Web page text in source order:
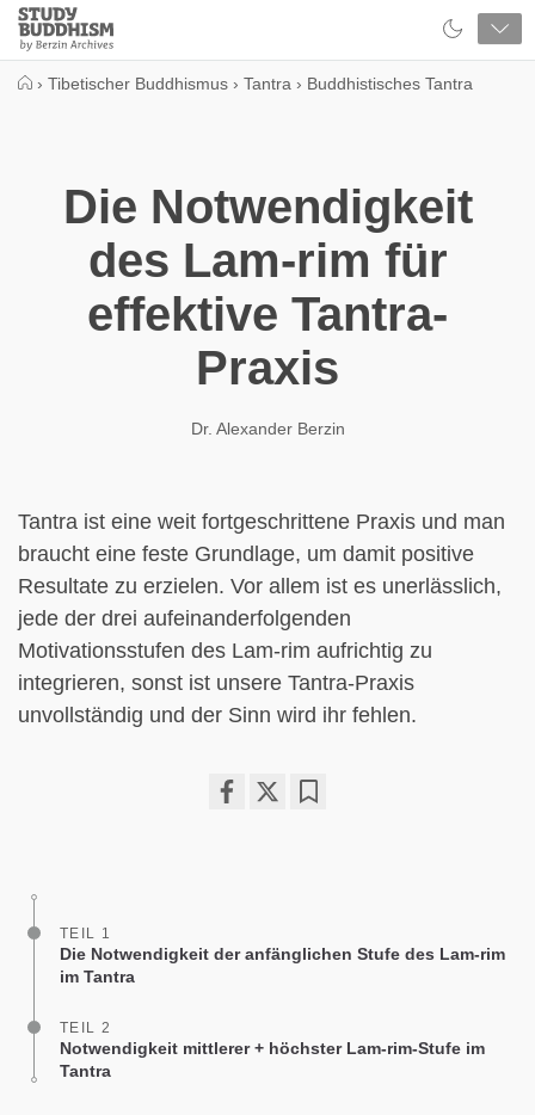
Close
Study
Buddhism
› Tibetischer Buddhismus › Tantra › Buddhistisches Tantra
Die Notwendigkeit
des Lam-rim für
effektive Tantra-
Praxis
Dr. Alexander Berzin
Tantra ist eine weit fortgeschrittene Praxis und man
braucht eine feste Grundlage, um damit positive
Resultate zu erzielen. Vor allem ist es unerlässlich,
jede der drei aufeinanderfolgenden
Motivationsstufen des Lam-rim aufrichtig zu
integrieren, sonst ist unsere Tantra-Praxis
unvollständig und der Sinn wird ihr fehlen.
TEIL 1
Die Notwendigkeit der anfänglichen Stufe des Lam-rim
im Tantra
TEIL 2
Notwendigkeit mittlerer + höchster Lam-rim-Stufe im
Tantra